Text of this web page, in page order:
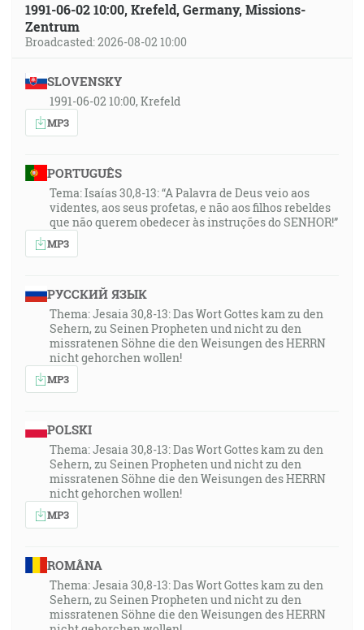
1991-06-02 10:00, Krefeld, Germany, Missions-
Zentrum
Broadcasted: 2026-08-02 10:00
SLOVENSKY
1991-06-02 10:00, Krefeld
MP3
PORTUGUÊS
Tema: Isaías 30,8-13: “A Palavra de Deus veio aos
videntes, aos seus profetas, e não aos filhos rebeldes
que não querem obedecer às instruções do SENHOR!”
MP3
РУССКИЙ ЯЗЫК
Thema: Jesaia 30,8-13: Das Wort Gottes kam zu den
Sehern, zu Seinen Propheten und nicht zu den
missratenen Söhne die den Weisungen des HERRN
nicht gehorchen wollen!
MP3
POLSKI
Thema: Jesaia 30,8-13: Das Wort Gottes kam zu den
Sehern, zu Seinen Propheten und nicht zu den
missratenen Söhne die den Weisungen des HERRN
nicht gehorchen wollen!
MP3
ROMÂNA
Thema: Jesaia 30,8-13: Das Wort Gottes kam zu den
Sehern, zu Seinen Propheten und nicht zu den
missratenen Söhne die den Weisungen des HERRN